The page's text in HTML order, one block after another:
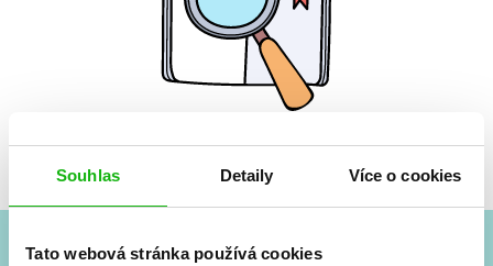
Souhlas Detaily Více o cookies
Tato webová stránka používá cookies
Žádné knihy nenalezeny.